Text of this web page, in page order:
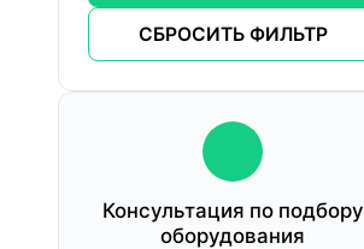
СБРОСИТЬ ФИЛЬТР
Консультация по подбору
оборудования